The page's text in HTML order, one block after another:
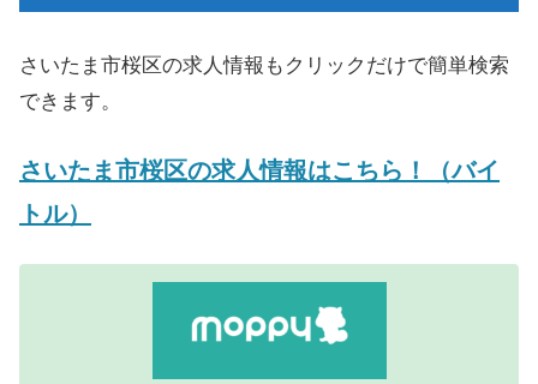
さいたま市桜区の求人情報もクリックだけで簡単検索
できます。
さいたま市桜区の求人情報はこちら！（バイ
トル）